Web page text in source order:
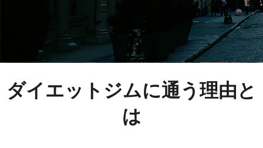
ダイエットジムに通う理由と
は